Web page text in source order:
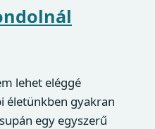
lehet eléggé
életünkben gyakran
egy egyszerű